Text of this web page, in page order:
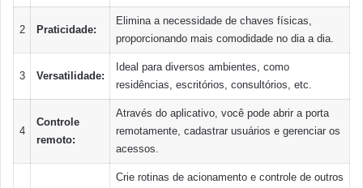
2 Praticidade:
Elimina a necessidade de chaves físicas,
proporcionando mais comodidade no dia a dia.
3 Versatilidade:
Ideal para diversos ambientes, como
residências, escritórios, consultórios, etc.
4
Controle
remoto:
Através do aplicativo, você pode abrir a porta
remotamente, cadastrar usuários e gerenciar os
acessos.
Crie rotinas de acionamento e controle de outros